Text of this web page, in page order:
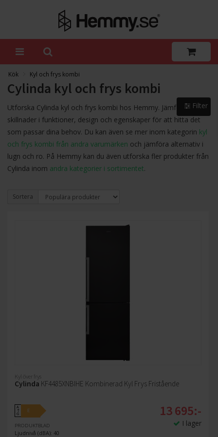
Kök Kyl och frys kombi
Cylinda kyl och frys kombi
Utforska Cylinda kyl och frys kombi hos Hemmy. Jämför och se
skillnader i funktioner, design och egenskaper för att hitta det
som passar dina behov. Du kan även se mer inom kategorin kyl
och frys kombi från andra varumärken och jämföra alternativ i
lugn och ro. På Hemmy kan du även utforska fler produkter från
Cylinda inom andra kategorier i sortimentet.
Sortera
Kyl över frys
Cylinda KF4485XNBIHE Kombinerad Kyl Frys Fristående
A
↑
G
E
PRODUKTBLAD
Ljudnivå (dBA): 40
13 695:-
I lager
Filter